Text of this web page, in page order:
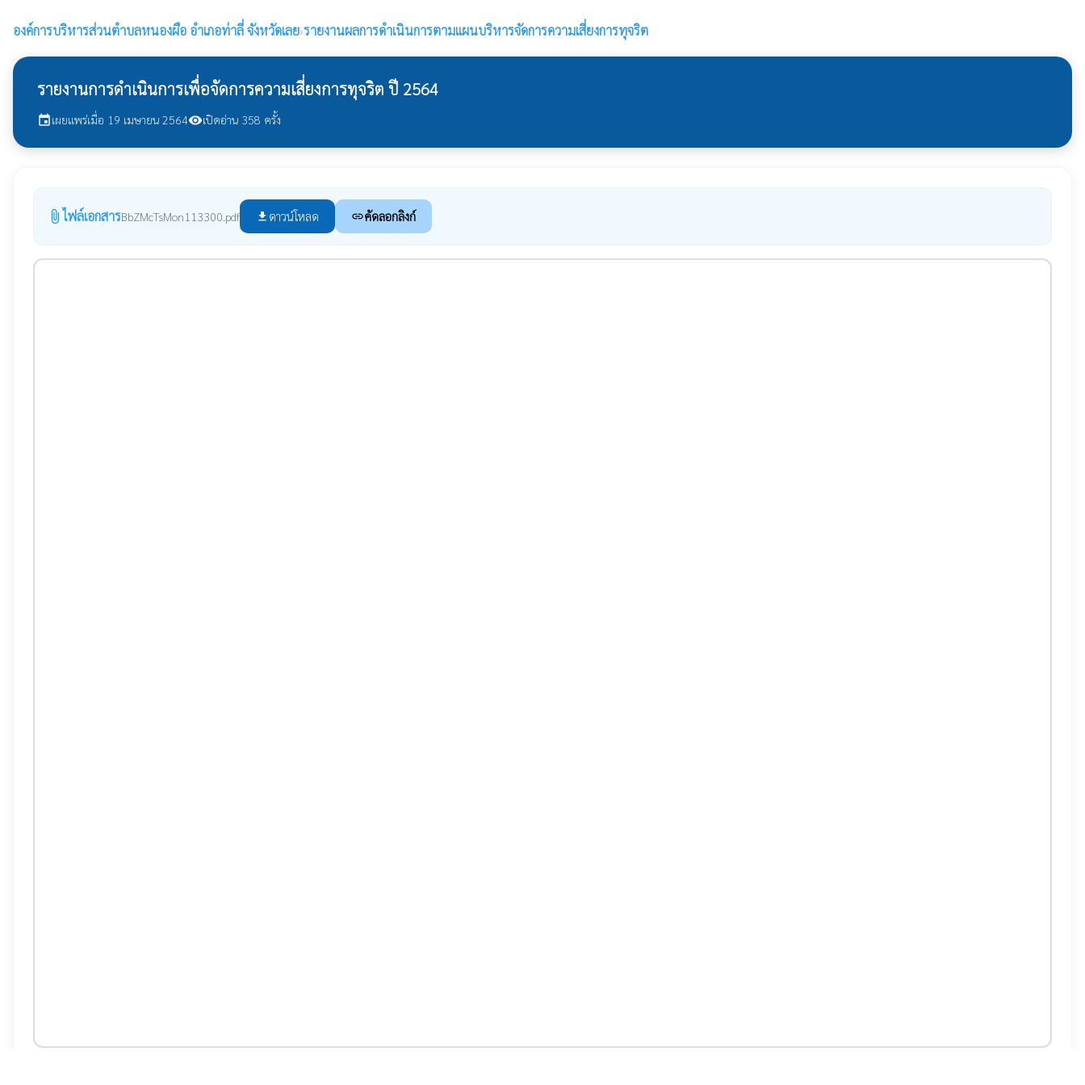
องค์การบริหารส่วนตำบลหนองผือ อำเภอท่าลี่ จังหวัดเลย›รายงานผลการดำเนินการตามแผนบริหารจัดการความเสี่ยงการทุจริต
รายงานการดำเนินการเพื่อจัดการความเสี่ยงการทุจริต ปี 2564
eventเผยแพร่เมื่อ 19 เมษายน 2564visibilityเปิดอ่าน 358 ครั้ง
attach_file ไฟล์เอกสารBbZMcTsMon113300.pdf file_download ดาวน์โหลด linkคัดลอกลิงก์